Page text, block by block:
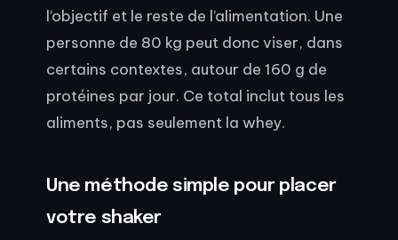
l’objectif et le reste de l’alimentation. Une
personne de 80 kg peut donc viser, dans
certains contextes, autour de 160 g de
protéines par jour. Ce total inclut tous les
aliments, pas seulement la whey.
Une méthode simple pour placer
votre shaker